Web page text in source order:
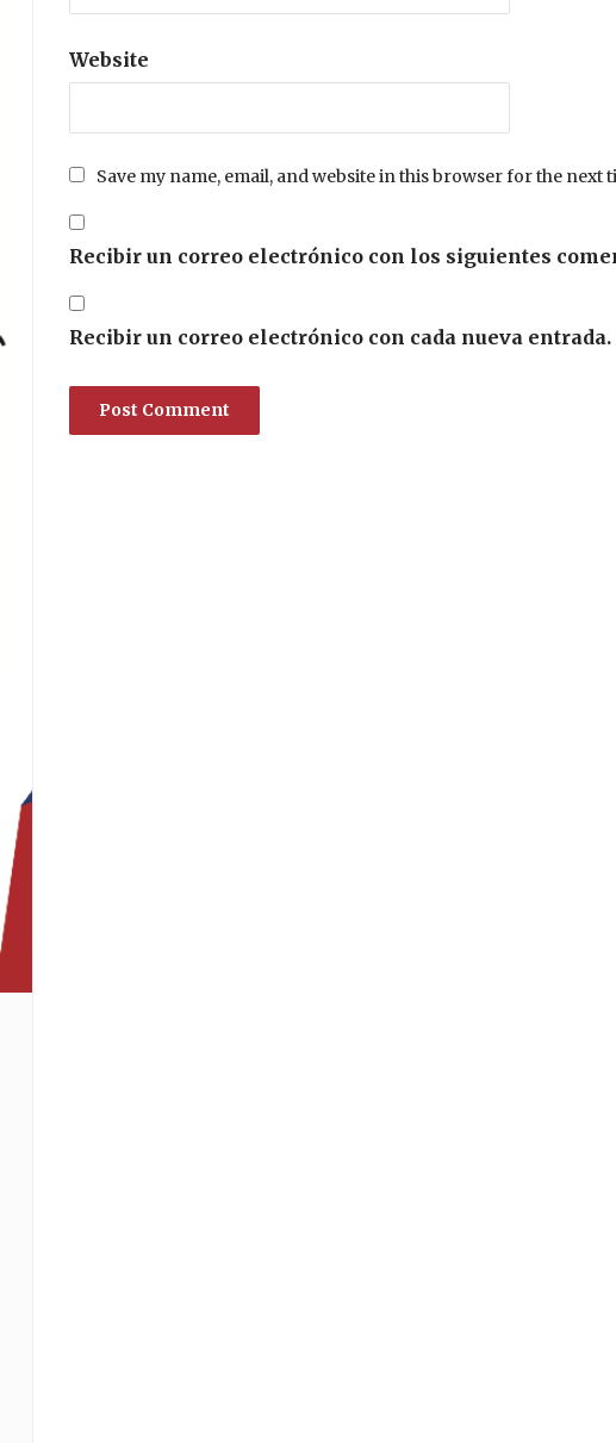
Website
Save my name, email, and website in this browser for the next
Recibir un correo electrónico con los siguientes
Recibir un correo electrónico con cada nueva entrada.